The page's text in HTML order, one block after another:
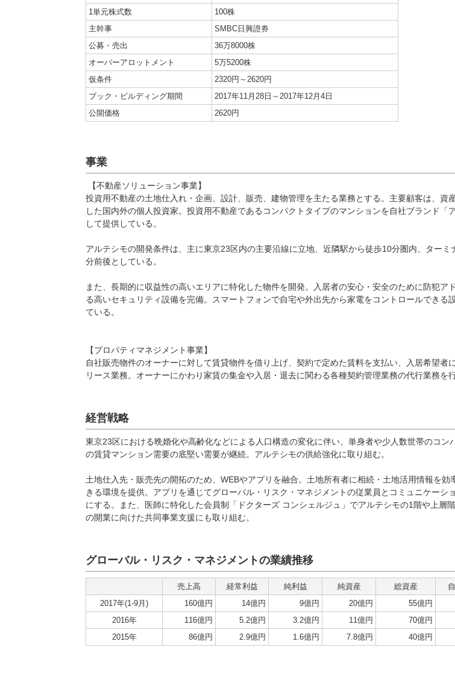
1単元株式数
100株
主幹事
SMBC日興證券
公募・売出
36万8000株
オーバーアロットメント
5万5200株
仮条件
2320円～2620円
ブック・ビルディング期間
2017年11月28日～2017年12月4日
公開価格
2620円
事業
【不動産ソリューション事業】
投資用不動産の土地仕入れ・企画、設計、販売、建物管理を主たる業務とする。主要顧客は、資
した国内外の個人投資家。投資用不動産であるコンパクトタイプのマンションを自社ブランド「
して提供している。
アルテシモの開発条件は、主に東京23区内の主要沿線に立地、近隣駅から徒歩10分圏内、ターミ
分前後としている。
また、長期的に収益性の高いエリアに特化した物件を開発。入居者の安心・安全のために防犯ア
る高いセキュリティ設備を完備。スマートフォンで自宅や外出先から家電をコントロールできる
ている。
【プロパティマネジメント事業】
自社販売物件のオーナーに対して賃貸物件を借り上げ、契約で定めた賃料を支払い、入居希望者
リース業務。オーナーにかわり家賃の集金や入居・退去に関わる各種契約管理業務の代行業務を
経営戦略
東京23区における晩婚化や高齢化などによる人口構造の変化に伴い、単身者や少人数世帯のコン
の賃貸マンション需要の底堅い需要が継続。アルテシモの供給強化に取り組む。
土地仕入先・販売先の開拓のため、WEBやアプリを融合。土地所有者に相続・土地活用情報を効
きる環境を提供。アプリを通じてグローバル・リスク・マネジメントの従業員とコミュニケーシ
にする。また、医師に特化した会員制「ドクターズ コンシェルジュ」でアルテシモの1階や上層
の開業に向けた共同事業支援にも取り組む。
グローバル・リスク・マネジメントの業績推移
売上高 経常利益 純利益 純資産 総資産
2017年(1-9月)
160億円 14億円 9億円 20億円 55億円
2016年
116億円 5.2億円 3.2億円 11億円 70億円
2015年
86億円 2.9億円 1.6億円 7.8億円 40億円